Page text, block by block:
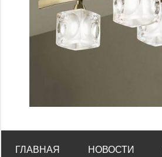
ГЛАВНАЯ НОВОСТИ